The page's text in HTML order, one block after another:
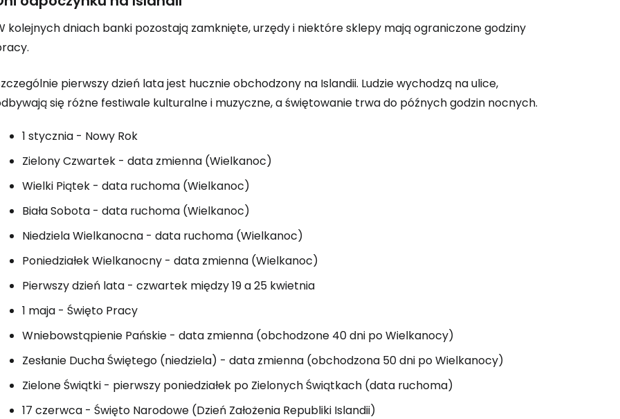
kolejnych dniach banki pozostają zamknięte, urzędy i niektóre sklepy mają ograniczone godziny
pierwszy dzień lata jest hucznie obchodzony na Islandii. Ludzie wychodzą na ulice,
się różne festiwale kulturalne i muzyczne, a świętowanie trwa do późnych godzin nocnych.
1 stycznia - Nowy Rok
Zielony Czwartek - data zmienna (Wielkanoc)
Wielki Piątek - data ruchoma (Wielkanoc)
Biała Sobota - data ruchoma (Wielkanoc)
Niedziela Wielkanocna - data ruchoma (Wielkanoc)
Poniedziałek Wielkanocny - data zmienna (Wielkanoc)
Pierwszy dzień lata - czwartek między 19 a 25 kwietnia
1 maja - Święto Pracy
Wniebowstąpienie Pańskie - data zmienna (obchodzone 40 dni po Wielkanocy)
Zesłanie Ducha Świętego (niedziela) - data zmienna (obchodzona 50 dni po Wielkanocy)
Zielone Świątki - pierwszy poniedziałek po Zielonych Świątkach (data ruchoma)
17 czerwca - Święto Narodowe (Dzień Założenia Republiki Islandii)